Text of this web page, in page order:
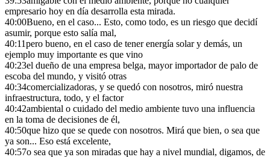
empresario hoy en día desarrolla esta mirada.
40:00Bueno, en el caso... Esto, como todo, es un riesgo que decidí
asumir, porque esto salía mal,
40:11pero bueno, en el caso de tener energía solar y demás, un
ejemplo muy importante es que vino
40:23el dueño de una empresa belga, mayor importador de palo de
escoba del mundo, y visitó otras
40:34comercializadoras, y se quedó con nosotros, miró nuestra
infraestructura, todo, y el factor
40:42ambiental o cuidado del medio ambiente tuvo una influencia
en la toma de decisiones de él,
40:50que hizo que se quede con nosotros. Mirá que bien, o sea que
ya son... Eso está excelente,
40:57o sea que ya son miradas que hay a nivel mundial, digamos, de